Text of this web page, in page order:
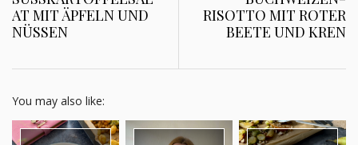
AT MIT ÄPFELN UND
NÜSSEN
RISOTTO MIT ROTER
BEETE UND KREN
You may also like: